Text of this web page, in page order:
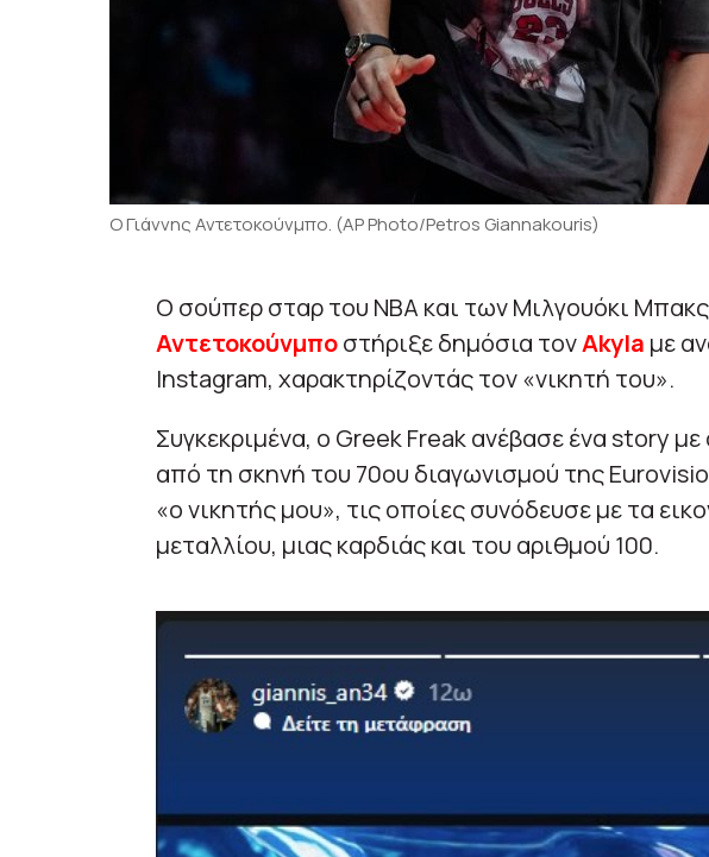
Ο Γιάννης Αντετοκούνμπο. (AP Photo/Petros Giannakouris)
Ο σούπερ σταρ του NBA και των Μιλγουόκι
Αντετοκούνμποστήριξε δημόσια τονAkyla με
Instagram, χαρακτηρίζοντάς τον «νικητή του».
Συγκεκριμένα, ο Greek Freak ανέβασε ένα story
από τη σκηνή του 70ου διαγωνισμού της
«ο νικητής μου», τις οποίες συνόδευσε με τα
μεταλλίου, μιας καρδιάς και του αριθμού 100.